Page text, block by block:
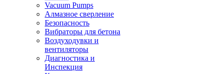
Vacuum Pumps
Алмазное сверление
Безопасность
Вибраторы для бетона
Воздуходувки и
вентиляторы
Диагностика и
Инспекция